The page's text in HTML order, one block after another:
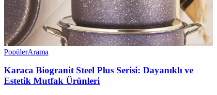
PopülerArama
Karaca Biogranit Steel Plus Serisi: Dayanıklı ve
Estetik Mutfak Ürünleri